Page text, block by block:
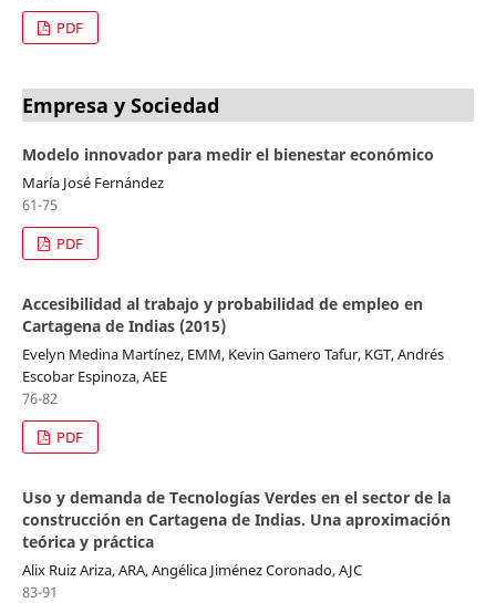
PDF
Empresa y Sociedad
Modelo innovador para medir el bienestar económico
María José Fernández
61-75
PDF
Accesibilidad al trabajo y probabilidad de empleo en
Cartagena de Indias (2015)
Evelyn Medina Martínez, EMM, Kevin Gamero Tafur, KGT, Andrés
Escobar Espinoza, AEE
76-82
PDF
Uso y demanda de Tecnologías Verdes en el sector de la
construcción en Cartagena de Indias. Una aproximación
teórica y práctica
Alix Ruiz Ariza, ARA, Angélica Jiménez Coronado, AJC
83-91